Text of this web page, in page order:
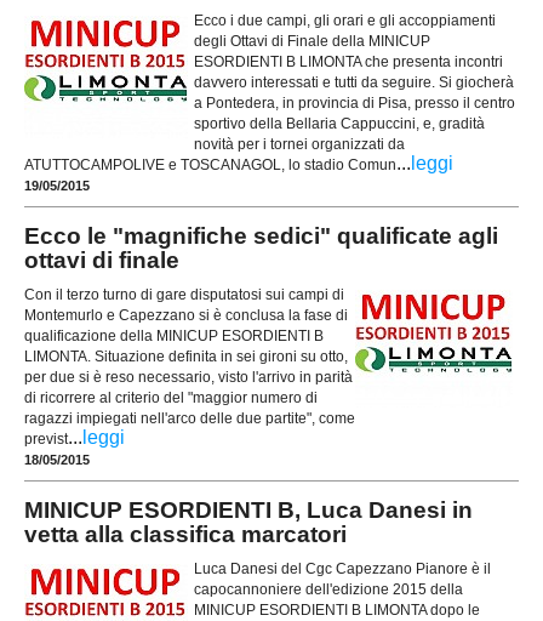
Ecco i due campi, gli orari e gli accoppiamenti
degli Ottavi di Finale della MINICUP
ESORDIENTI B LIMONTA che presenta incontri
davvero interessati e tutti da seguire. Si giocherà
a Pontedera, in provincia di Pisa, presso il centro
sportivo della Bellaria Cappuccini, e, gradità
novità per i tornei organizzati da
ATUTTOCAMPOLIVE e TOSCANAGOL, lo stadio Comun... leggi
19/05/2015
Ecco le "magnifiche sedici" qualificate agli
ottavi di finale
Con il terzo turno di gare disputatosi sui campi di
Montemurlo e Capezzano si è conclusa la fase di
qualificazione della MINICUP ESORDIENTI B
LIMONTA. Situazione definita in sei gironi su otto,
per due si è reso necessario, visto l'arrivo in parità
di ricorrere al criterio del "maggior numero di
ragazzi impiegati nell'arco delle due partite", come
previst... leggi
18/05/2015
MINICUP ESORDIENTI B, Luca Danesi in
vetta alla classifica marcatori
Luca Danesi del Cgc Capezzano Pianore è il
capocannoniere dell'edizione 2015 della
MINICUP ESORDIENTI B LIMONTA dopo le